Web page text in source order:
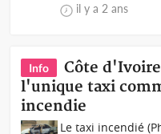
il y a 2 ans
Info
Côte
l'unique taxi
incendie
Le taxi incendié